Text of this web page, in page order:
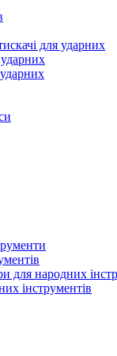
для ударних
для народних
інструментів